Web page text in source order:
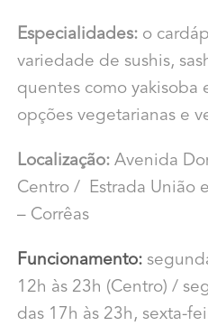
Especialidades: o
variedade de sushis,
quentes como yakisoba
opções vegetarianas e
Localização: Avenida
Centro / Estrada União
– Corrêas
Funcionamento:
12h às 23h (Centro) /
das 17h às 23h, sexta-